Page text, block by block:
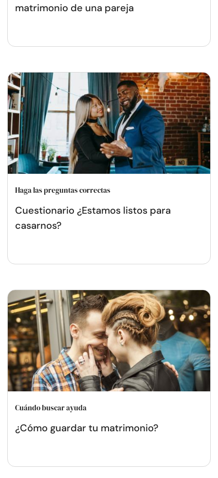
matrimonio de una pareja
Haga las preguntas correctas
Cuestionario ¿Estamos listos para
casarnos?
Cuándo buscar ayuda
¿Cómo guardar tu matrimonio?